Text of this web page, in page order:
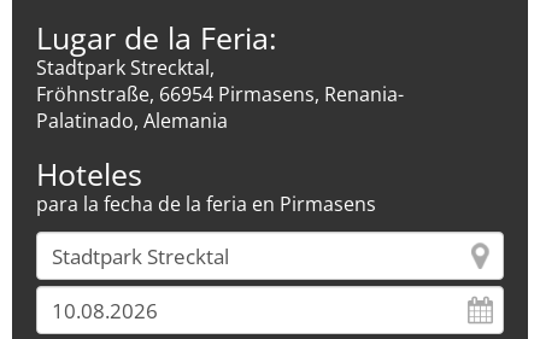
Lugar de la Feria:
Stadtpark Strecktal,
Fröhnstraße, 66954 Pirmasens, Renania-
Palatinado, Alemania
Hoteles
para la fecha de la feria en Pirmasens